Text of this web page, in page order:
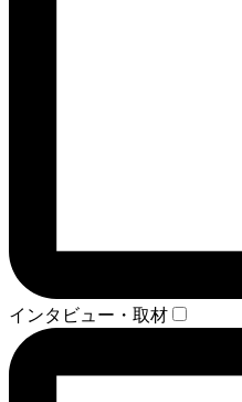
インタビュー・取材